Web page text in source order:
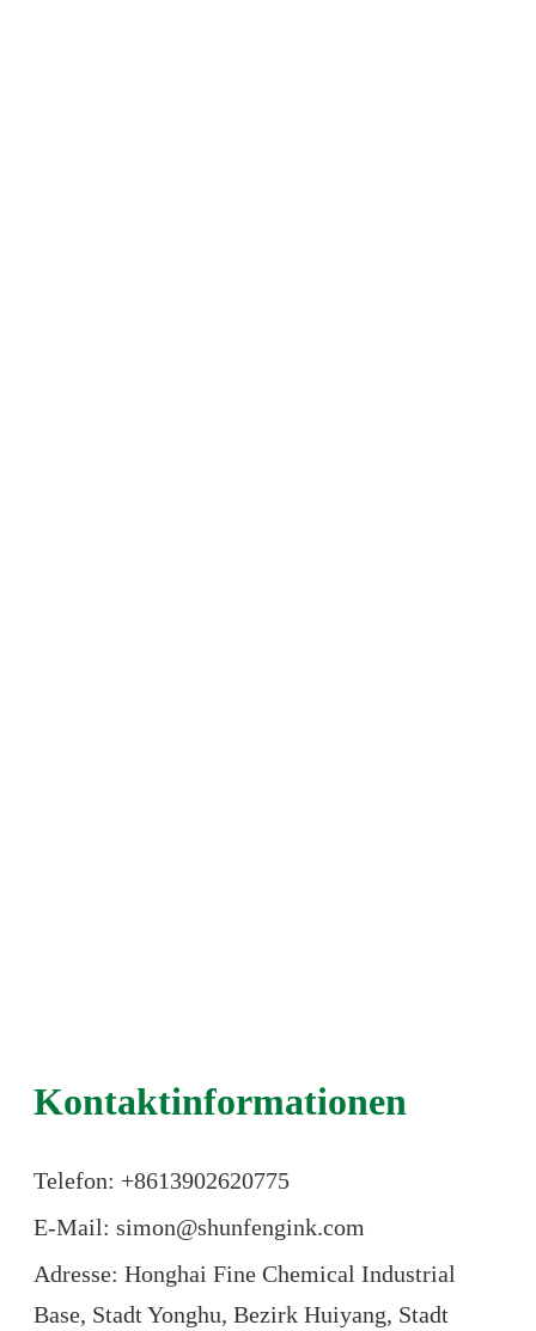
Kontaktinformationen
Telefon: +8613902620775
E-Mail: simon@shunfengink.com
Adresse: Honghai Fine Chemical Industrial
Base, Stadt Yonghu, Bezirk Huiyang, Stadt